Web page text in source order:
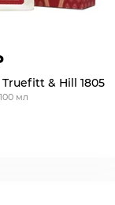
& Hill 1805
мл